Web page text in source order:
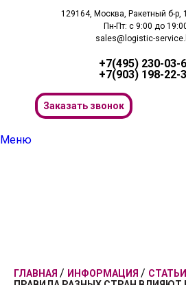
129164, Москва, Ракетный б-р,
Пн-Пт: с 9:00 до
sales@logistic-
+7(495) 230-03-
+7(903) 198-22-
Заказать звонок
Меню
ГЛАВНАЯ / ИНФОРМАЦИЯ / СТАТЬИ